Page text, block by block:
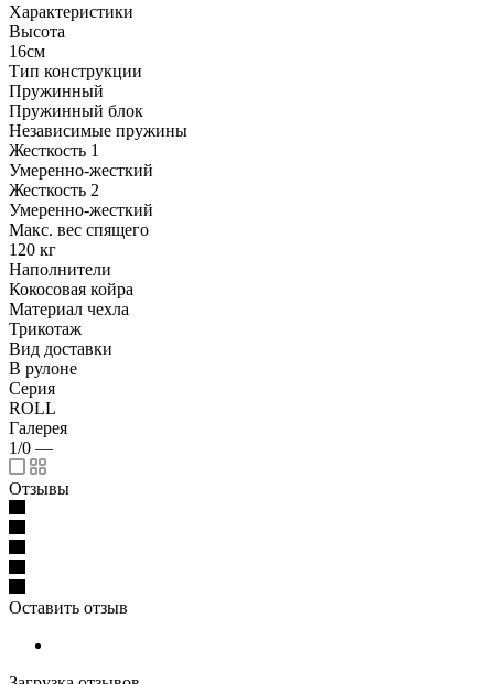
Характеристики
Высота
16см
Тип конструкции
Пружинный
Пружинный блок
Независимые пружины
Жесткость 1
Умеренно-жесткий
Жесткость 2
Умеренно-жесткий
Макс. вес спящего
120 кг
Наполнители
Кокосовая койра
Материал чехла
Трикотаж
Вид доставки
В рулоне
Серия
ROLL
Галерея
1/0 —
Отзывы
Оставить отзыв